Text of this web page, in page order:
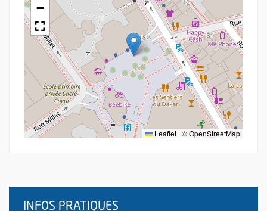
−
Leaflet | ©OpenStreetMap
INFOS PRATIQUES